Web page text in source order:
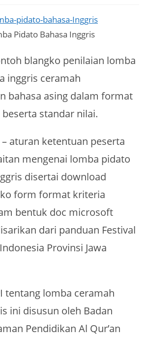
Pidato Bahasa Inggris
blangko penilaian lomba
inggris ceramah
bahasa asing dalam format
standar nilai.
aturan ketentuan peserta
mengenai lomba pidato
disertai download
form format kriteria
bentuk doc microsoft
dari panduan Festival
Provinsi Jawa
tentang lomba ceramah
ini disusun oleh Badan
Pendidikan Al Qur’an